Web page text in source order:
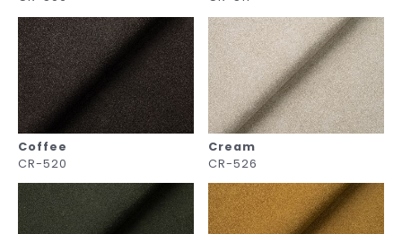
Coffee
CR-520
Cream
CR-526